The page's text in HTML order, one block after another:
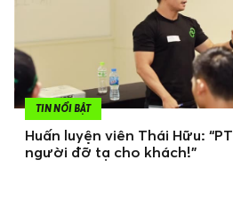
TIN NỔI BẬT
Huấn luyện viên Thái Hữu:
người đỡ tạ cho khách!”